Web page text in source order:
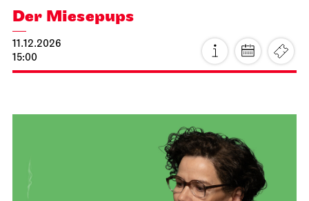
Ballett & Brezeln
21.11.2026
10:30 - 12:00